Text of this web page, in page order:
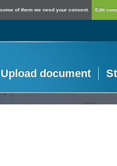
of them we need your consent. Edit
Upload document